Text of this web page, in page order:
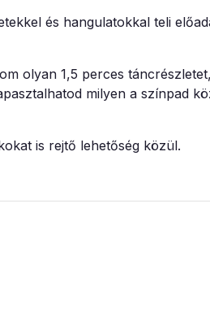
és hangulatokkal teli
olyan 1,5 perces táncrészletet,
milyen a színpad
is rejtő lehetőség közül.